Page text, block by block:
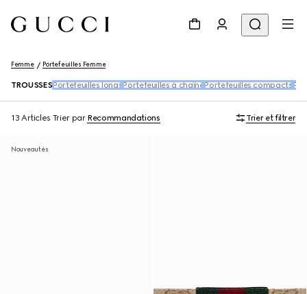
Femme Portefeuilles Femme
TROUSSES Portefeuilles longs Portefeuilles à chaînePortefeuilles compacts
13 Articles Trier par Recommandations Trier et filtrer
Nouveautés